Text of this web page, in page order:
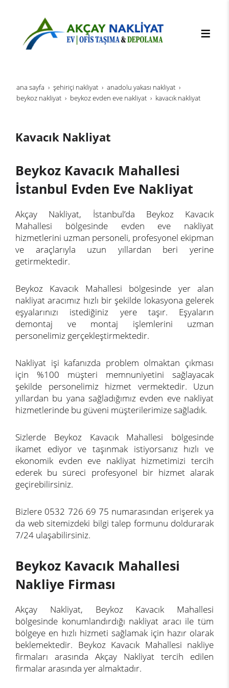
ana sayfa şehi̇ri̇çi̇ nakli̇yat
anadolu yakası nakliyat
beykoz nakliyat
beykoz evden eve nakliyat kavacık nakliyat
Kavacık Nakliyat
Beykoz Kavacık Mahallesi
İstanbul Evden Eve Nakliyat
Akçay Nakliyat, İstanbul’da Beykoz Kavacık
Mahallesi bölgesinde evden eve nakliyat
hizmetlerini uzman personeli, profesyonel ekipman
ve araçlarıyla uzun yıllardan beri yerine
getirmektedir.
Beykoz Kavacık Mahallesi bölgesinde yer alan
nakliyat aracımız hızlı bir şekilde lokasyona gelerek
eşyalarınızı istediğiniz yere taşır. Eşyaların
demontaj ve montaj işlemlerini uzman
personelimiz gerçekleştirmektedir.
Nakliyat işi kafanızda problem olmaktan çıkması
için %100 müşteri memnuniyetini sağlayacak
şekilde personelimiz hizmet vermektedir. Uzun
yıllardan bu yana sağladığımız evden eve nakliyat
hizmetlerinde bu güveni müşterilerimize sağladık.
Sizlerde Beykoz Kavacık Mahallesi bölgesinde
ikamet ediyor ve taşınmak istiyorsanız hızlı ve
ekonomik evden eve nakliyat hizmetimizi tercih
ederek bu süreci profesyonel bir hizmet alarak
geçirebilirsiniz.
Bizlere 0532 726 69 75 numarasından erişerek ya
da web sitemizdeki bilgi talep formunu doldurarak
7/24 ulaşabilirsiniz.
Beykoz Kavacık Mahallesi
Nakliye Firması
Akçay Nakliyat, Beykoz Kavacık Mahallesi
bölgesinde konumlandırdığı nakliyat aracı ile tüm
bölgeye en hızlı hizmeti sağlamak için hazır olarak
beklemektedir. Beykoz Kavacık Mahallesi nakliye
firmaları arasında Akçay Nakliyat tercih edilen
firmalar arasında yer almaktadır.